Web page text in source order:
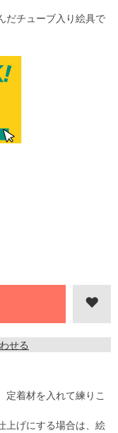
せる
だチューブ入り絵具で
定着材を入れて練りこ
上げにする場合は、絵